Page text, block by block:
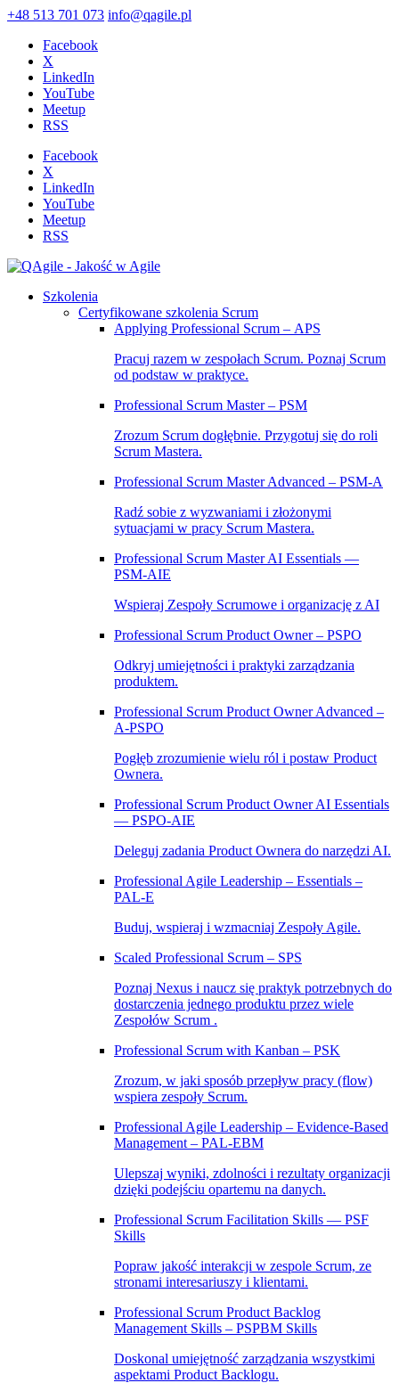
+48 513 701 073 info@qagile.pl
Facebook
X
LinkedIn
YouTube
Meetup
RSS
Facebook
X
LinkedIn
YouTube
Meetup
RSS
Szkolenia
Certyfikowane szkolenia Scrum
Applying Professional Scrum – APS
Pracuj razem w zespołach Scrum. Poznaj Scrum
od podstaw w praktyce.
Professional Scrum Master – PSM
Zrozum Scrum dogłębnie. Przygotuj się do roli
Scrum Mastera.
Professional Scrum Master Advanced – PSM‑A
Radź sobie z wyzwaniami i złożonymi
sytuacjami w pracy Scrum Mastera.
Professional Scrum Master AI Essentials —
PSM-AIE
Wspieraj Zespoły Scrumowe i organizację z AI
Professional Scrum Product Owner – PSPO
Odkryj umiejętności i praktyki zarządzania
produktem.
Professional Scrum Product Owner Advanced –
A‑PSPO
Pogłęb zrozumienie wielu ról i postaw Product
Ownera.
Professional Scrum Product Owner AI Essentials
— PSPO-AIE
Deleguj zadania Product Ownera do narzędzi AI.
Professional Agile Leadership – Essentials –
PAL‑E
Buduj, wspieraj i wzmacniaj Zespoły Agile.
Scaled Professional Scrum – SPS
Poznaj Nexus i naucz się praktyk potrzebnych do
dostarczenia jednego produktu przez wiele
Zespołów Scrum .
Professional Scrum with Kanban – PSK
Zrozum, w jaki sposób przepływ pracy (flow)
wspiera zespoły Scrum.
Professional Agile Leadership – Evidence-Based
Management – PAL-EBM
Ulepszaj wyniki, zdolności i rezultaty organizacji
dzięki podejściu opartemu na danych.
Professional Scrum Facilitation Skills — PSF
Skills
Popraw jakość interakcji w zespole Scrum, ze
stronami interesariuszy i klientami.
Professional Scrum Product Backlog
Management Skills – PSPBM Skills
Doskonal umiejętność zarządzania wszystkimi
aspektami Product Backlogu.